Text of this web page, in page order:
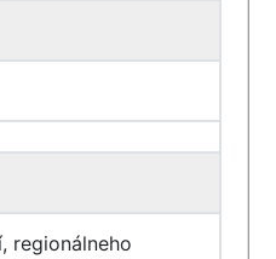
regionálneho